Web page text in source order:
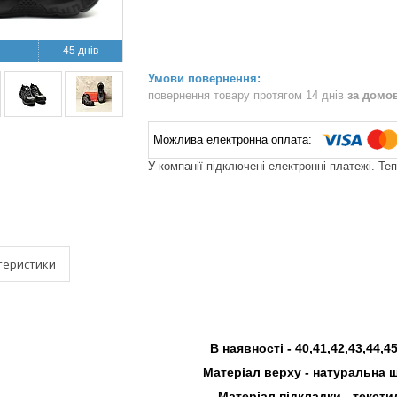
45 днів
повернення товару протягом 14 днів за
У компанії підключені електронні платежі.
В наявності -
Матеріал верху - натуральна